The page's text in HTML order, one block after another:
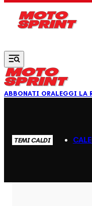
ABBONATI ORALEGGI LA
TEMI CALDI